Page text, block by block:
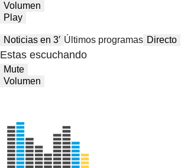
Volumen
Play
Noticias en 3′ Últimos programas Directo
Estas escuchando
Mute
Volumen